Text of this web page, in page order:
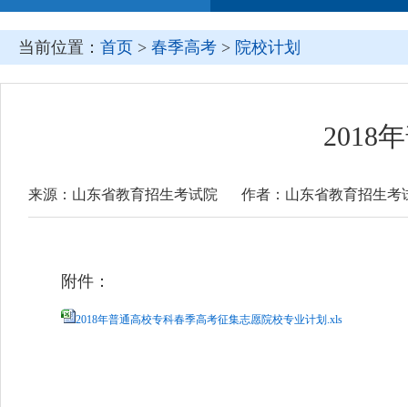
当前位置： 首页 > 春季高考 > 院校计划
2018
来源：山东省教育招生考试院 作者：山东省教育招生考
附件：
2018年普通高校专科春季高考征集志愿院校专业计划.xls